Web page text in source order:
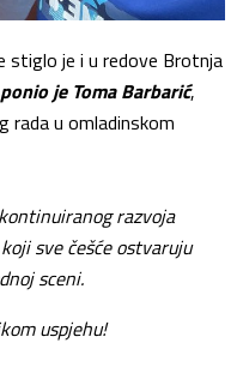
stiglo je i u redove Brotnja
je Toma Barbarić,
rada u omladinskom
razvoja
sve češće ostvaruju
sceni.
uspjehu!